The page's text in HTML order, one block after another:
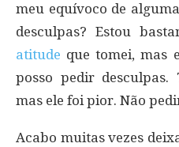
meu equívoco de
desculpas? Estou
atitude que tomei, mas
posso pedir desculpas.
mas ele foi pior. Não
Acabo muitas vezes